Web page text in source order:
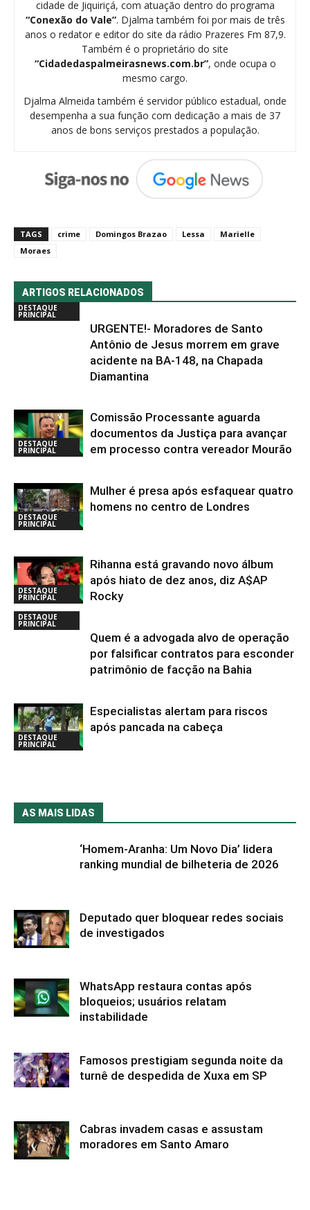
cidade de Jiquiriçá, com atuação dentro do programa
“Conexão do Vale”. Djalma também foi por mais de três
anos o redator e editor do site da rádio Prazeres Fm 87,9.
Também é o proprietário do site
“Cidadedaspalmeirasnews.com.br”, onde ocupa o
mesmo cargo.
Djalma Almeida também é servidor público estadual, onde
desempenha a sua função com dedicação a mais de 37
anos de bons serviços prestados a população.
TAGS crime Domingos Brazao Lessa
Marielle
Moraes
ARTIGOS RELACIONADOS
DESTAQUE
PRINCIPAL
URGENTE!- Moradores de Santo
Antônio de Jesus morrem em grave
acidente na BA-148, na Chapada
Diamantina
DESTAQUE
PRINCIPAL
Comissão Processante aguarda
documentos da Justiça para avançar
em processo contra vereador Mourão
DESTAQUE
PRINCIPAL
Mulher é presa após esfaquear quatro
homens no centro de Londres
DESTAQUE
PRINCIPAL
Rihanna está gravando novo álbum
após hiato de dez anos, diz A$AP
Rocky
DESTAQUE
PRINCIPAL
Quem é a advogada alvo de operação
por falsificar contratos para esconder
patrimônio de facção na Bahia
DESTAQUE
PRINCIPAL
Especialistas alertam para riscos
após pancada na cabeça
AS MAIS LIDAS
‘Homem-Aranha: Um Novo Dia’ lidera
ranking mundial de bilheteria de 2026
Deputado quer bloquear redes sociais
de investigados
WhatsApp restaura contas após
bloqueios; usuários relatam
instabilidade
Famosos prestigiam segunda noite da
turnê de despedida de Xuxa em SP
Cabras invadem casas e assustam
moradores em Santo Amaro